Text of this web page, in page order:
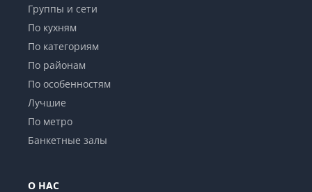
Группы и сети
По кухням
По категориям
По районам
По особенностям
Лучшие
По метро
Банкетные залы
О НАС